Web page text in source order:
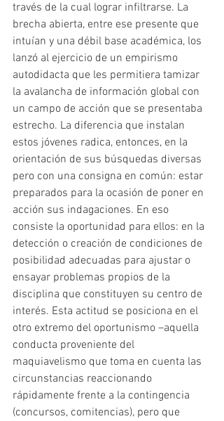
través de la cual lograr infiltrarse. La
brecha abierta, entre ese presente que
intuían y una débil base académica, los
lanzó al ejercicio de un empirismo
autodidacta que les permitiera tamizar
la avalancha de información global con
un campo de acción que se presentaba
estrecho. La diferencia que instalan
estos jóvenes radica, entonces, en la
orientación de sus búsquedas diversas
pero con una consigna en común: estar
preparados para la ocasión de poner en
acción sus indagaciones. En eso
consiste la oportunidad para ellos: en la
detección o creación de condiciones de
posibilidad adecuadas para ajustar o
ensayar problemas propios de la
disciplina que constituyen su centro de
interés. Esta actitud se posiciona en el
otro extremo del oportunismo –aquella
conducta proveniente del
maquiavelismo que toma en cuenta las
circunstancias reaccionando
rápidamente frente a la contingencia
(concursos, comitencias), pero que